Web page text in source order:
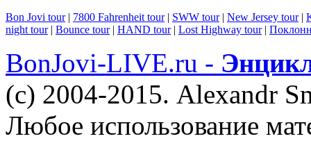
Bon Jovi tour| 7800 Fahrenheit tour| SWW tour| New Jersey tour|
night tour| Bounce tour| HAND tour| Lost Highway tour|
BonJovi-LIVE.ru -
(c) 2004-2015. Alexandr
Любое использование